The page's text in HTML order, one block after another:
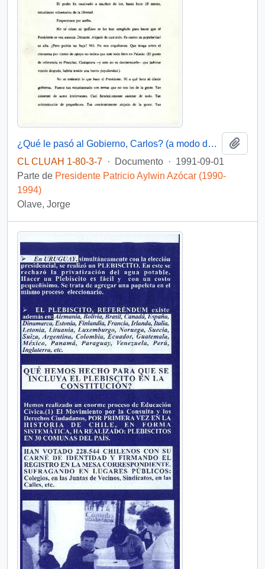
¿Qué le pasó al Gobierno, Carlos? (a modo de catarsis funcionaria)
CL CLUAH 1-80-3-7 · Documento · 1991-09-01
Parte de Presidente Patricio Aylwin Azócar (1990-
1994)
Olave, Jorge